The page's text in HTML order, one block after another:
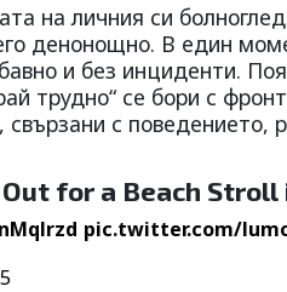
на личния си
денонощно. В един
и без инциденти.
трудно“ се бори с
с поведението,
for a Beach Stroll
pic.twitter.com/